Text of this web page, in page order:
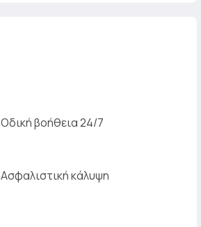
Οδική βοήθεια 24/7
Ασφαλιστική κάλυψη